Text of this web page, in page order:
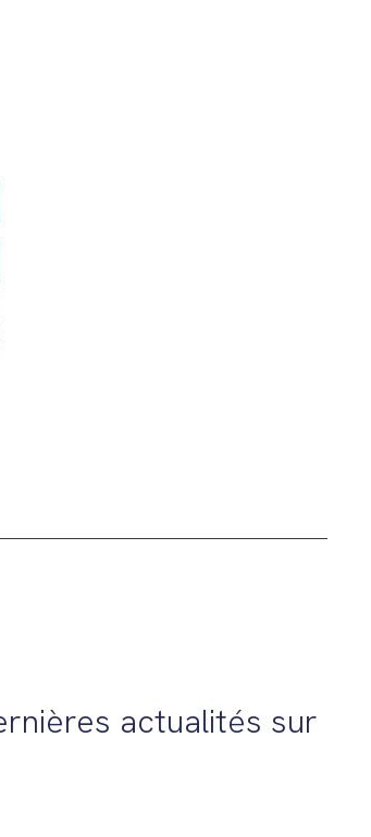
actualités sur